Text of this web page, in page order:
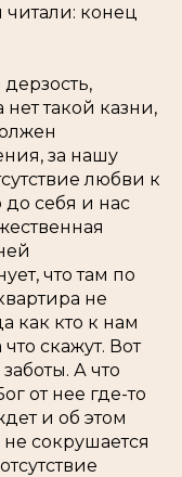
конец
нет такой казни,
за нашу
любви к
до себя и нас
что там по
не
как кто к нам
скажут. Вот
А что
от нее где-то
и об этом
сокрушается